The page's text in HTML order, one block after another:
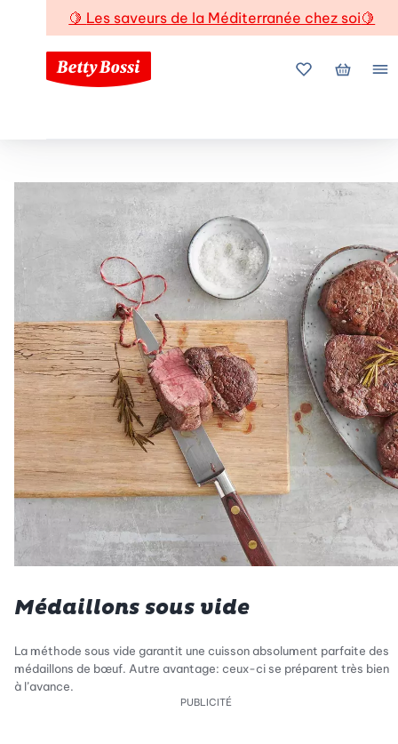
🍋 Les saveurs de la Méditerranée chez soi🍋
Mes favoris
Mon
Médaillons sous vide
La méthode sous vide garantit une cuisson absolument parfaite des
médaillons de bœuf. Autre avantage: ceux-ci se préparent très bien
à l’avance.
PUBLICITÉ